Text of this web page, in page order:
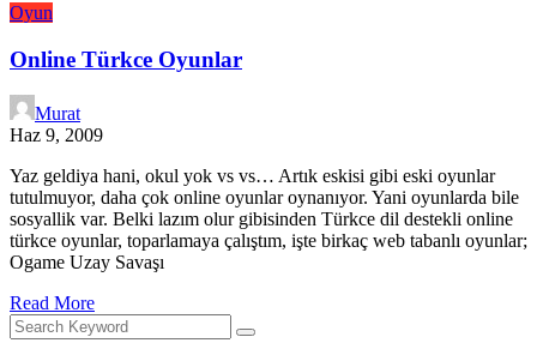
Oyun
Online Türkce Oyunlar
Murat
Haz 9, 2009
Yaz geldiya hani, okul yok vs vs… Artık eskisi gibi eski oyunlar
tutulmuyor, daha çok online oyunlar oynanıyor. Yani oyunlarda bile
sosyallik var. Belki lazım olur gibisinden Türkce dil destekli online
türkce oyunlar, toparlamaya çalıştım, işte birkaç web tabanlı oyunlar;
Ogame Uzay Savaşı
Read More